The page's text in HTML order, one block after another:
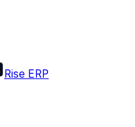
Rise ERP